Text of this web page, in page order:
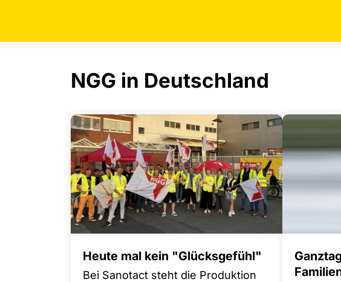
NGG in Deutschland
Heute mal kein "Glücksgefühl"
Bei Sanotact steht die Produktion